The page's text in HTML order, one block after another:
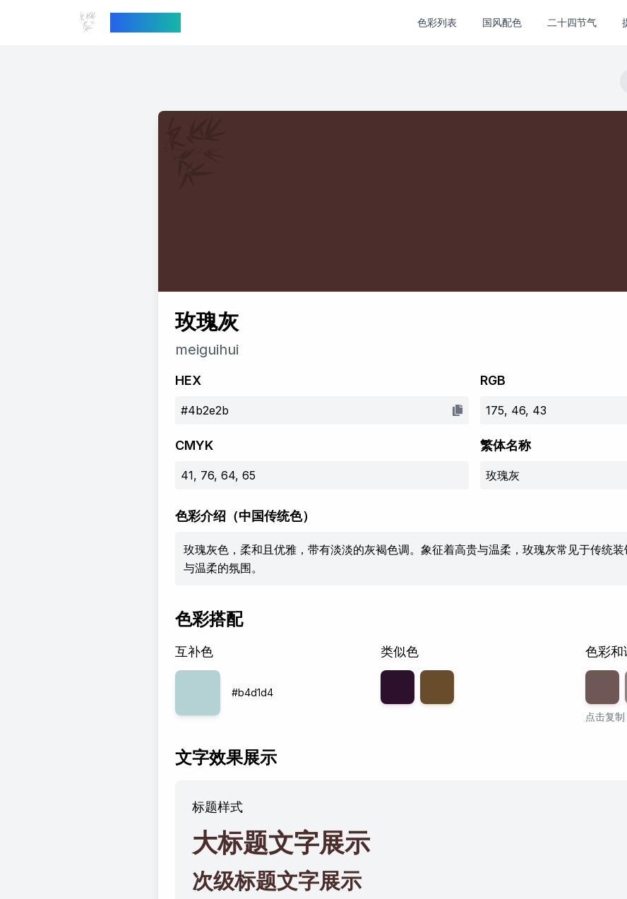
色彩列表 国风配色 二十四节气
玫瑰灰
meiguihui
HEX
#4b2e2b
RGB
175, 46, 43
CMYK
41, 76, 64, 65
繁体名称
玫瑰灰
色彩介绍 （中国传统色）
玫瑰灰色，柔和且优雅，带有淡淡的灰褐色调。象征着高贵与温柔，玫瑰灰常见于传统
与温柔的氛围。
色彩搭配
互补色
#b4d1d4
类似色 色彩和
透明度
点击复
文字效果展示
标题样式
大标题文字展示
次级标题文字展示